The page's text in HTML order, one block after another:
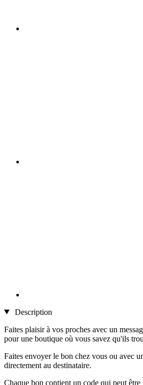
Description
Faites plaisir à vos proches avec un
pour une boutique où vous savez qu'ils
Faites envoyer le bon chez vous ou avec
directement au destinataire.
Chaque bon contient un code qui peut